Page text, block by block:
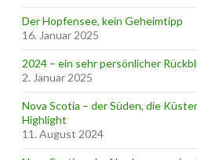
Der Hopfensee, kein Geheimtipp
16. Januar 2025
2024 – ein sehr persönlicher
2. Januar 2025
Nova Scotia – der Süden, die
Highlight
11. August 2024